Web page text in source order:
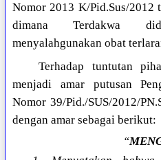
Nomor 2013 K/Pid.Sus/2012
dimana Terdakwa
menyalahgunakan obat
Terhadap tuntutan
menjadi amar putusan
Nomor 39/Pid./SUS/2012/
dengan amar sebagai berikut:
“